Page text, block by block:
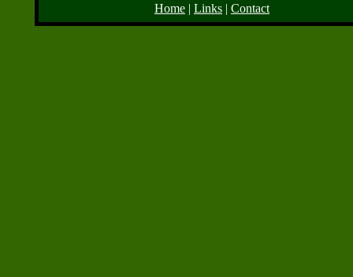
Home | Links | Contact